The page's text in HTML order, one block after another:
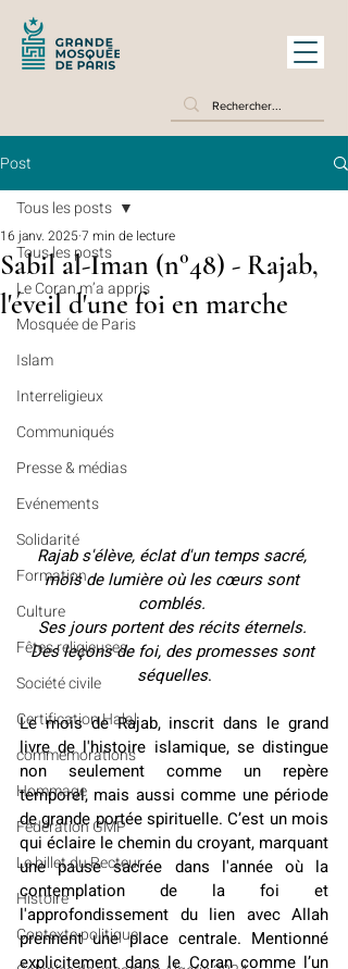
Post
Tous les posts
Le Coran m’a appris
Mosquée de Paris
Islam
Interreligieux
Communiqués
Presse & médias
Evénements
Solidarité
Formation
Culture
Fêtes religieuses
Société civile
Certification Halal
commémorations
Hommage
Fédération GMP
Le billet du Recteur
Histoire
Contexte politique
Tous les posts
Sabil al-Iman (n°48) - Rajab,
l'éveil d'une foi en marche
16 janv. 20257 min de lecture
Rajab s'élève, éclat d'un temps sacré,
mois de lumière où les cœurs sont
comblés.
Ses jours portent des récits éternels.
Des leçons de foi, des promesses sont
séquelles.
Le mois de Rajab, inscrit dans le grand
livre de l'histoire islamique, se distingue
non seulement comme un repère
temporel, mais aussi comme une période
de grande portée spirituelle. C’est un mois
qui éclaire le chemin du croyant, marquant
une pause sacrée dans l'année où la
contemplation de la foi et
l'approfondissement du lien avec Allah
prennent une place centrale. Mentionné
explicitement dans le Coran comme l’un